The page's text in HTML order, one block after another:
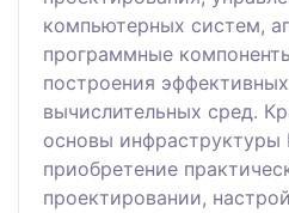
компьютерных систем,
программные
построения
вычислительных сред.
основы инфраструктуры
приобретение
проектировании,